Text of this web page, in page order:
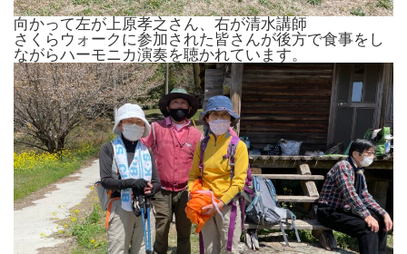
向かって左が上原孝之さん、右が清水講師
さくらウォークに参加された皆さんが後方で食事をし
ながらハーモニカ演奏を聴かれています。